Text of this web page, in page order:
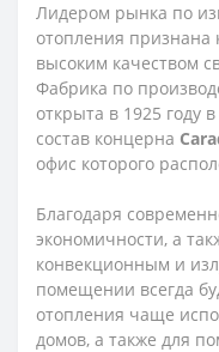
Лидером рынка по
отопления признана
высоким качеством
Фабрика по
открыта в 1925 году
состав концерна
офис которого
Благодаря
экономичности, а
конвекционным и
помещении всегда
отопления чаще
домов, а также для